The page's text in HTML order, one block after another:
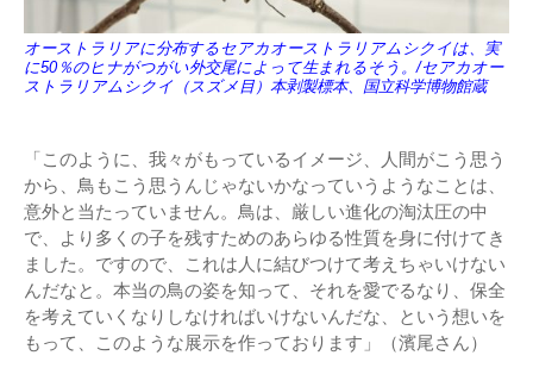
オーストラリアに分布するセアカオーストラリアムシクイは、実
に50％のヒナがつがい外交尾によって生まれるそう。/セアカオー
ストラリアムシクイ（スズメ目）本剥製標本、国立科学博物館蔵
「このように、我々がもっているイメージ、人間がこう思う
から、鳥もこう思うんじゃないかなっていうようなことは、
意外と当たっていません。鳥は、厳しい進化の淘汰圧の中
で、より多くの子を残すためのあらゆる性質を身に付けてき
ました。ですので、これは人に結びつけて考えちゃいけない
んだなと。本当の鳥の姿を知って、それを愛でるなり、保全
を考えていくなりしなければいけないんだな、という想いを
もって、このような展示を作っております」（濱尾さん）